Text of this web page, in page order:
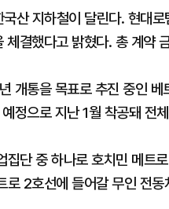
산 지하철이 달린다. 현대
체결했다고 밝혔다. 총 계약
개통을 목표로 추진 중인 베
으로 지난 1월 착공돼 전
집단 중 하나로 호치민 메트
로 2호선에 들어갈 무인 전동